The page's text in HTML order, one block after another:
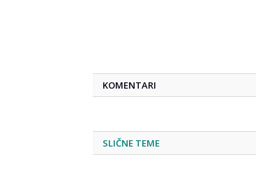
KOMENTARI
SLIČNE TEME